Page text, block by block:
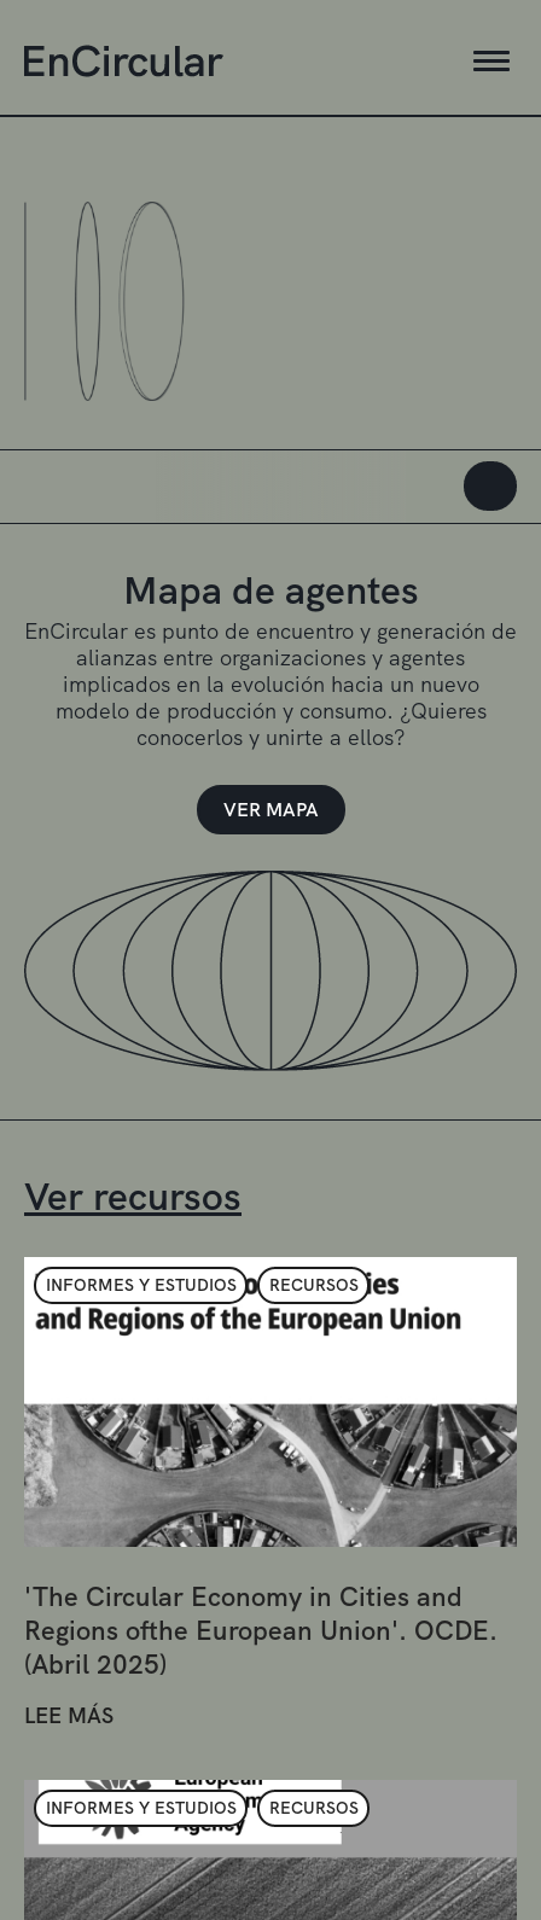
Mapa de agentes
EnCircular es punto de encuentro y generación de
alianzas entre organizaciones y agentes
implicados en la evolución hacia un nuevo
modelo de producción y consumo. ¿Quieres
conocerlos y unirte a ellos?
VER MAPA
Ver recursos
INFORMES Y ESTUDIOS RECURSOS
'The Circular Economy in Cities and
Regions ofthe European Union'. OCDE.
(Abril 2025)
LEE MÁS
INFORMES Y ESTUDIOS RECURSOS